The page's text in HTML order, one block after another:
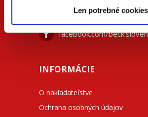
Len potrebné cookies
beck@beck.sk
facebook.com/
INFORMÁCIE
O nakladateľstve
Ochrana osobných údajov